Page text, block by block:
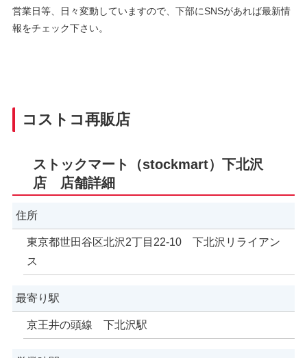
営業日等、日々変動していますので、下部にSNSがあれば最新情
報をチェック下さい。
コストコ再販店
ストックマート（stockmart）下北沢
店 店舗詳細
住所
東京都世田谷区北沢2丁目22-10 下北沢リライアン
ス
最寄り駅
京王井の頭線 下北沢駅